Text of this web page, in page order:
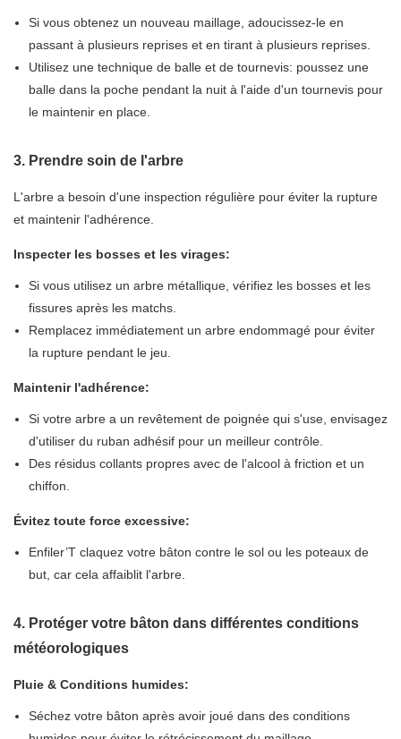
Si vous obtenez un nouveau maillage, adoucissez-le en
passant à plusieurs reprises et en tirant à plusieurs reprises.
Utilisez une technique de balle et de tournevis: poussez une
balle dans la poche pendant la nuit à l'aide d'un tournevis pour
le maintenir en place.
3. Prendre soin de l'arbre
L'arbre a besoin d'une inspection régulière pour éviter la rupture
et maintenir l'adhérence.
Inspecter les bosses et les virages:
Si vous utilisez un arbre métallique, vérifiez les bosses et les
fissures après les matchs.
Remplacez immédiatement un arbre endommagé pour éviter
la rupture pendant le jeu.
Maintenir l'adhérence:
Si votre arbre a un revêtement de poignée qui s'use, envisagez
d'utiliser du ruban adhésif pour un meilleur contrôle.
Des résidus collants propres avec de l'alcool à friction et un
chiffon.
Évitez toute force excessive:
Enfiler’T claquez votre bâton contre le sol ou les poteaux de
but, car cela affaiblit l'arbre.
4. Protéger votre bâton dans différentes conditions
météorologiques
Pluie & Conditions humides:
Séchez votre bâton après avoir joué dans des conditions